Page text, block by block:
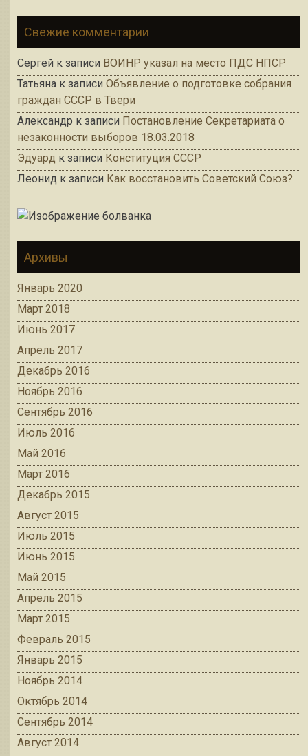
Свежие комментарии
Сергей к записи ВОИНР указал на место ПДС НПСР
Татьяна к записи Объявление о подготовке собрания
граждан СССР в Твери
Александр к записи Постановление Секретариата о
незаконности выборов 18.03.2018
Эдуард к записи Конституция СССР
Леонид к записи Как восстановить Советский Союз?
Архивы
Январь 2020
Март 2018
Июнь 2017
Апрель 2017
Декабрь 2016
Ноябрь 2016
Сентябрь 2016
Июль 2016
Май 2016
Март 2016
Декабрь 2015
Август 2015
Июль 2015
Июнь 2015
Май 2015
Апрель 2015
Март 2015
Февраль 2015
Январь 2015
Ноябрь 2014
Октябрь 2014
Сентябрь 2014
Август 2014